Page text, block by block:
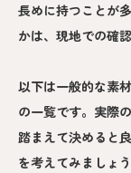
長めに持つことが
かは、現地での確
以下は一般的な素
の一覧です。実際
踏まえて決めると
を考えてみましょう